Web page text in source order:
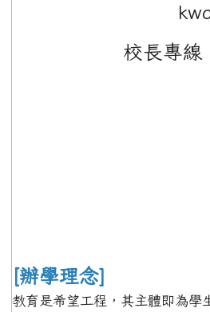
校長專
[辦學理念]
教育是希望工程，其主體即為學